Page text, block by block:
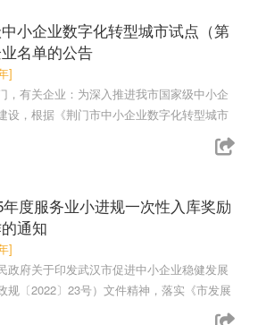
小企业数字化转型城市试点（第
名单的公告
]
，有关企业：为深入推进我市国家级中小企
设，根据《荆门市中小企业数字化转型城市
度服务业小进规一次性入库奖励
通知
]
政府关于印发武汉市促进中小企业稳健发展
规〔2022〕23号）文件精神，落实《市发展